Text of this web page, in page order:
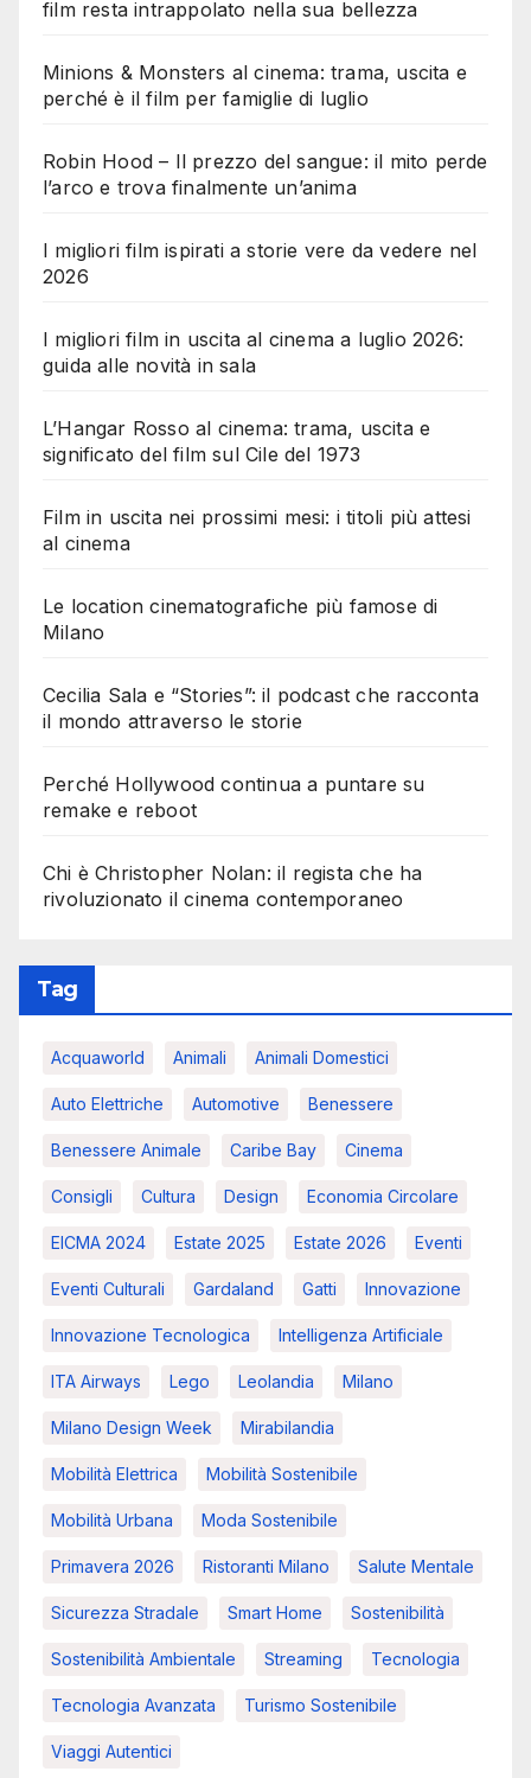
film resta intrappolato nella sua bellezza
Minions & Monsters al cinema: trama, uscita e
perché è il film per famiglie di luglio
Robin Hood – Il prezzo del sangue: il mito perde
l’arco e trova finalmente un’anima
I migliori film ispirati a storie vere da vedere nel
2026
I migliori film in uscita al cinema a luglio 2026:
guida alle novità in sala
L’Hangar Rosso al cinema: trama, uscita e
significato del film sul Cile del 1973
Film in uscita nei prossimi mesi: i titoli più attesi
al cinema
Le location cinematografiche più famose di
Milano
Cecilia Sala e “Stories”: il podcast che racconta
il mondo attraverso le storie
Perché Hollywood continua a puntare su
remake e reboot
Chi è Christopher Nolan: il regista che ha
rivoluzionato il cinema contemporaneo
Tag
Acquaworld Animali Animali Domestici
Auto Elettriche Automotive Benessere
Benessere Animale Caribe Bay Cinema
Consigli Cultura Design Economia Circolare
EICMA 2024 Estate 2025 Estate 2026 Eventi
Eventi Culturali Gardaland Gatti Innovazione
Innovazione Tecnologica Intelligenza Artificiale
ITA Airways Lego Leolandia Milano
Milano Design Week Mirabilandia
Mobilità Elettrica Mobilità Sostenibile
Mobilità Urbana Moda Sostenibile
Primavera 2026 Ristoranti Milano Salute Mentale
Sicurezza Stradale Smart Home Sostenibilità
Sostenibilità Ambientale Streaming Tecnologia
Tecnologia Avanzata Turismo Sostenibile
Viaggi Autentici